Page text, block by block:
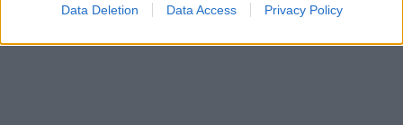
Data Deletion Data Access Privacy Policy